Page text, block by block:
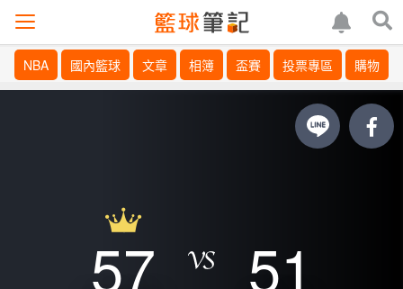
NBA 國內籃球 文章 相簿 盃賽 投票專區 購物
57 51